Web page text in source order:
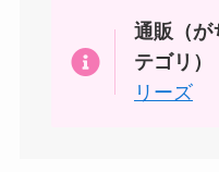
通販（が
テゴリ）
リーズ